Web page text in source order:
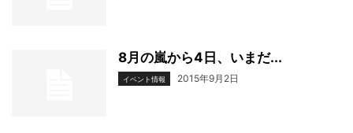
8月の嵐から4日、いまだ...
イベント情報 2015年9月2日